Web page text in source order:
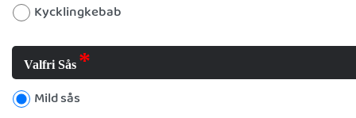
Kycklingkebab
Valfri Sås
Mild sås